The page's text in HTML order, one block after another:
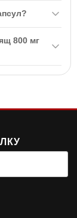
грудьми,
800 мг